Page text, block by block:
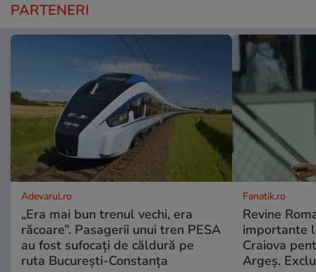
PARTENERI
Adevarul.ro
„Era mai bun trenul vechi, era
răcoare”. Pasagerii unui tren PESA
au fost sufocați de căldură pe
ruta București-Constanța
Fanatik.ro
Revine
importante
Craiova
Argeş.